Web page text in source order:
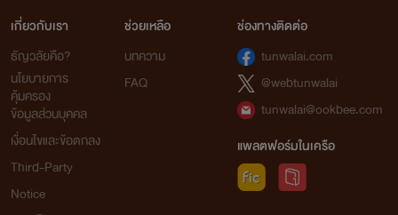
เกี่ยวกับเรา
ธัญวลัยคือ?
นโยบายการ
คุ้มครอง
ข้อมูลส่วนบุคคล
เงื่อนไขและข้อตกลง
Third-Party
Notice
ช่วยเหลือ
บทความ
FAQ
ช่องทางติดต่อ
tunwalai.com
@webtunwalai
tunwalai@ookbee.com
แพลตฟอร์มในเครือ